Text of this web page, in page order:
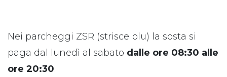
Nei parcheggi ZSR (strisce blu) la sosta si
paga dal lunedì al sabato dalle ore 08:30 alle
ore 20:30.